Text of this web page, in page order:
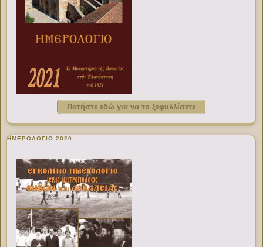
Πατήστε εδώ για να το ξεφυλλίσετε
ΗΜΕΡΟΛΟΓΙΟ 2020